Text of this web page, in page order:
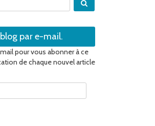
par e-mail.
pour vous abonner à ce
de chaque nouvel article